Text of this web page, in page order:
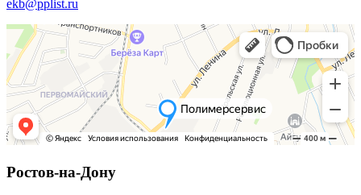
ekb@pplist.ru
Ростов-на-Дону